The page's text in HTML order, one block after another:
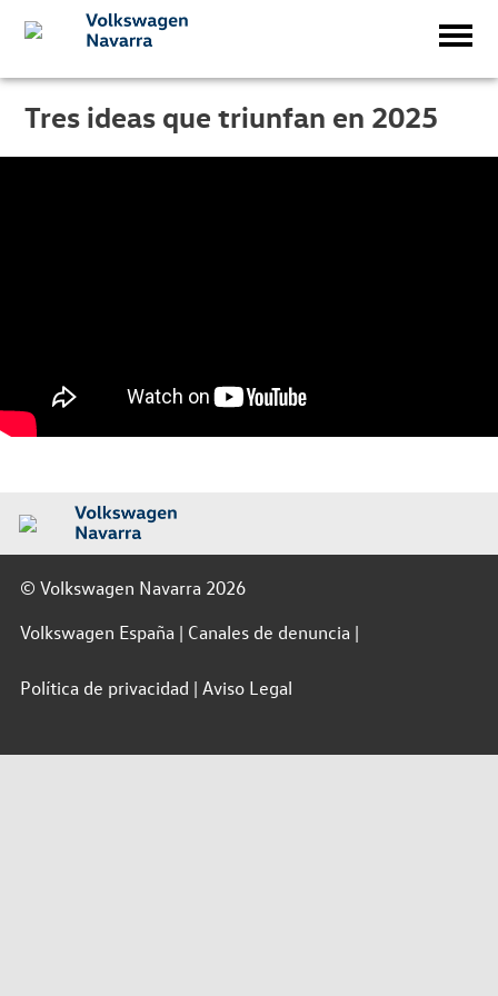
Tres ideas que triunfan en 2025
© Volkswagen Navarra 2026
Volkswagen España
Canales de denuncia
Política de privacidad Aviso Legal